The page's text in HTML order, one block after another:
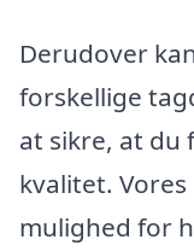
Derudover
forskellige
at sikre, at du
kvalitet.
mulighed for